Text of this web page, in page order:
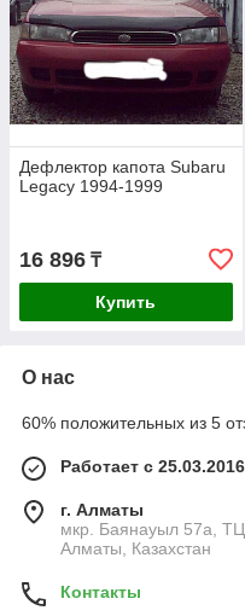
Дефлектор капота Subaru
Legacy 1994-1999
16 896 ₸
Купить
О нас
60% положительных из 5
Работает с 25.03.2016
г. Алматы
мкр. Баянауыл 57а,
Алматы, Казахстан
Контакты